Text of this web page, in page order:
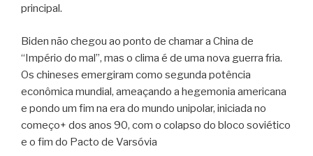
principal.
Biden não chegou ao ponto de chamar a China de
“Império do mal”, mas o clima é de uma nova guerra fria.
Os chineses emergiram como segunda potência
econômica mundial, ameaçando a hegemonia americana
e pondo um fim na era do mundo unipolar, iniciada no
começo+ dos anos 90, com o colapso do bloco soviético
e o fim do Pacto de Varsóvia